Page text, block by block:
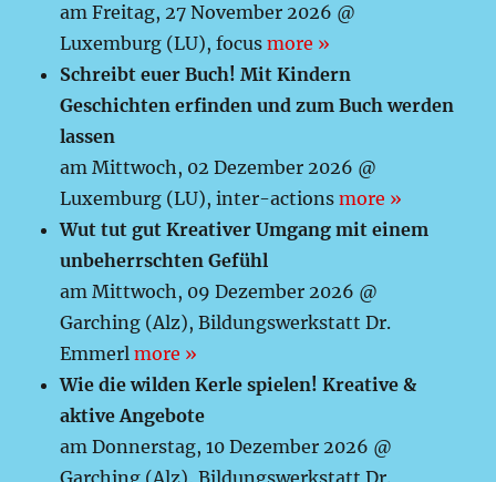
am Freitag, 27 November 2026 @
Luxemburg (LU), focusmore »
Schreibt euer Buch! Mit Kindern
Geschichten erfinden und zum Buch werden
lassen
am Mittwoch, 02 Dezember 2026 @
Luxemburg (LU), inter-actionsmore »
Wut tut gut Kreativer Umgang mit einem
unbeherrschten Gefühl
am Mittwoch, 09 Dezember 2026 @
Garching (Alz), Bildungswerkstatt Dr.
Emmerlmore »
Wie die wilden Kerle spielen! Kreative &
aktive Angebote
am Donnerstag, 10 Dezember 2026 @
Garching (Alz), Bildungswerkstatt Dr.